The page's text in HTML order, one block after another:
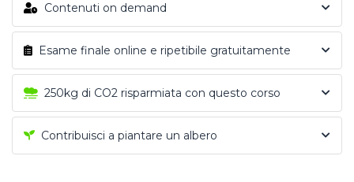
Contenuti on demand
Esame finale online e ripetibile gratuitamente
250kg di CO2 risparmiata con questo corso
Contribuisci a piantare un albero